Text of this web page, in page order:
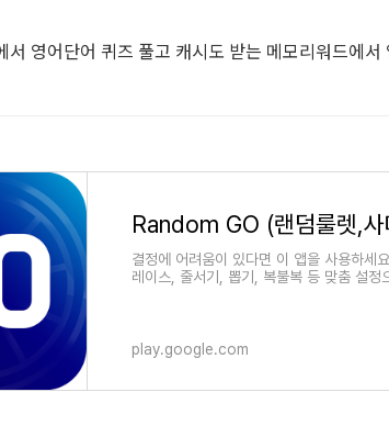
서 영어단어 퀴즈 풀고 캐시도 받는 메모리워드에서
결정에 어려움이 있다면 이 앱을 사용하세
레이스, 줄서기, 뽑기, 복불복 등 맞춤 설정
play.google.com